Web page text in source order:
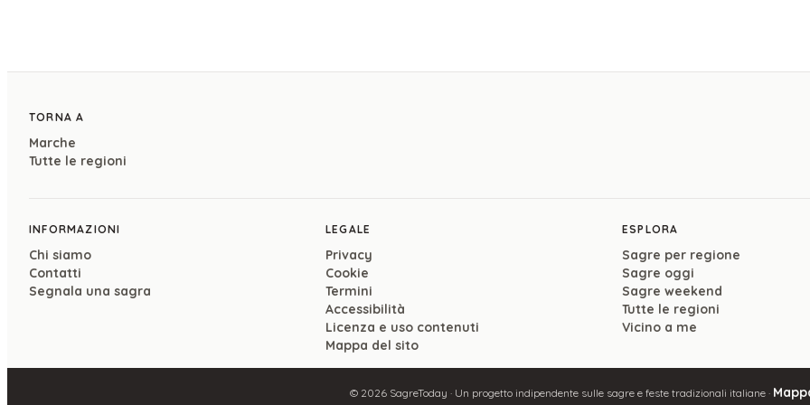
TORNA A
Marche
Tutte le regioni
INFORMAZIONI
Chi siamo
Contatti
Segnala una sagra
LEGALE
Privacy
Cookie
Termini
Accessibilità
Licenza e uso contenuti
Mappa del sito
ESPLORA
Sagre per regione
Sagre oggi
Sagre weekend
Tutte le regioni
Vicino a me
© 2026SagreToday · Un progetto indipendente sulle sagre e feste tradizionali italiane ·